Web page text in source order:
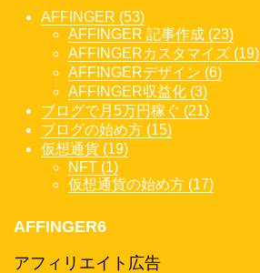
AFFINGER (53)
AFFINGER 記事作成 (23)
AFFINGERカスタマイズ (19)
AFFINGERデザイン (6)
AFFINGER収益化 (3)
ブログで月5万円稼ぐ (21)
ブログの始め方 (15)
仮想通貨 (19)
NFT (1)
仮想通貨の始め方 (17)
AFFINGER6
アフィリエイト広告